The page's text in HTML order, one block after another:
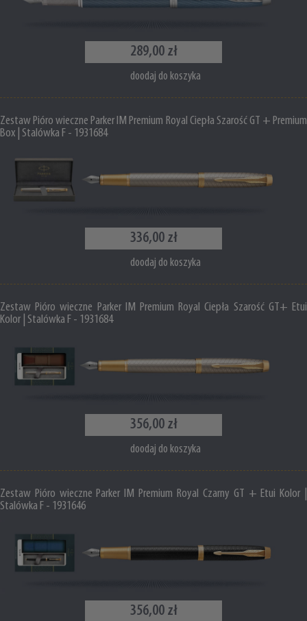
289,00 zł
doodaj do koszyka
Zestaw Pióro wieczne Parker IM Premium Royal Ciepła Szarość GT + Premium
Box | Stalówka F - 1931684
336,00 zł
doodaj do koszyka
Zestaw Pióro wieczne Parker IM Premium Royal Ciepła Szarość GT+ Etui
Kolor | Stalówka F - 1931684
356,00 zł
doodaj do koszyka
Zestaw Pióro wieczne Parker IM Premium Royal Czarny GT + Etui Kolor |
Stalówka F - 1931646
356,00 zł